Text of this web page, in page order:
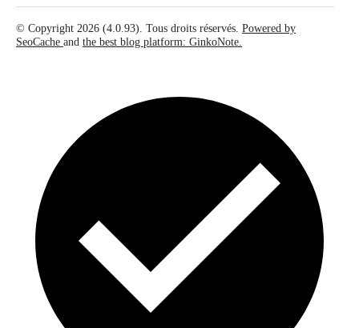
© Copyright 2026 (4.0.93). Tous droits réservés. Powered by
SeoCache and the best blog platform: GinkoNote.